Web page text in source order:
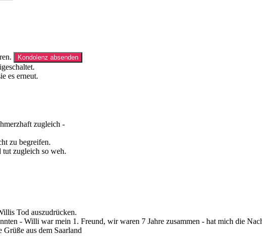
Kondolenz absenden
es erneut.
zugleich -
zu begreifen.
tut zugleich so weh.
Tod auszudrücken.
- Willi war mein 1. Freund, wir waren 7 Jahre zusammen - hat mich die
aus dem Saarland